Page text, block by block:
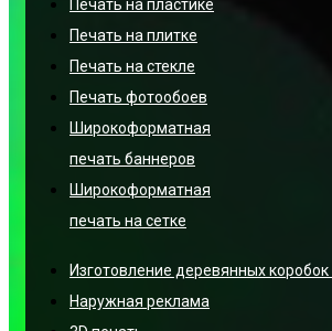
Печать на пластике
Печать на плитке
Печать на стекле
Печать фотообоев
Широкоформатная
печать баннеров
Широкоформатная
печать на сетке
Изготовление деревянных коробок
Наружная реклама